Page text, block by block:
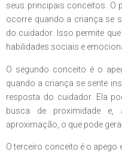
seus principais conceitos. O
ocorre quando a criança se
do cuidador. Isso permite
habilidades sociais e
O segundo conceito é o
quando a criança se sente
resposta do cuidador. Ela
busca de proximidade e,
aproximação, o que pode
O terceiro conceito é o apego